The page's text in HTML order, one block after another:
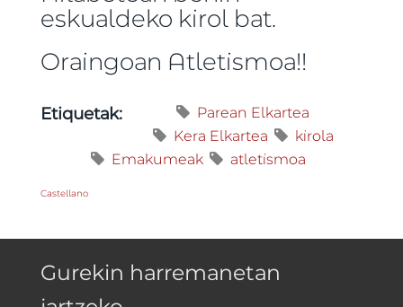
eskualdeko kirol bat.
Oraingoan Atletismoa!!
Etiquetak:
Parean Elkartea
Kera Elkartea
kirola
Emakumeak
atletismoa
Castellano
Gurekin harremanetan